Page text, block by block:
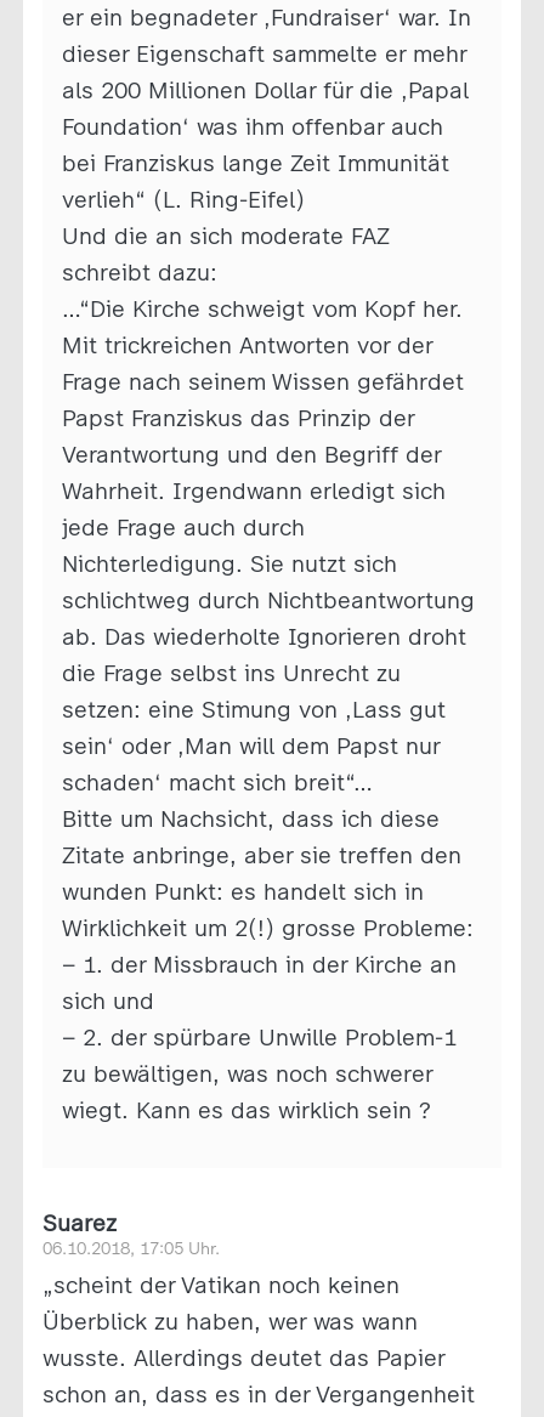
er ein begnadeter ‚Fundraiser‘ war. In
dieser Eigenschaft sammelte er mehr
als 200 Millionen Dollar für die ‚Papal
Foundation‘ was ihm offenbar auch
bei Franziskus lange Zeit Immunität
verlieh“ (L. Ring-Eifel)
Und die an sich moderate FAZ
schreibt dazu:
…“Die Kirche schweigt vom Kopf her.
Mit trickreichen Antworten vor der
Frage nach seinem Wissen gefährdet
Papst Franziskus das Prinzip der
Verantwortung und den Begriff der
Wahrheit. Irgendwann erledigt sich
jede Frage auch durch
Nichterledigung. Sie nutzt sich
schlichtweg durch Nichtbeantwortung
ab. Das wiederholte Ignorieren droht
die Frage selbst ins Unrecht zu
setzen: eine Stimung von ‚Lass gut
sein‘ oder ‚Man will dem Papst nur
schaden‘ macht sich breit“…
Bitte um Nachsicht, dass ich diese
Zitate anbringe, aber sie treffen den
wunden Punkt: es handelt sich in
Wirklichkeit um 2(!) grosse Probleme:
– 1. der Missbrauch in der Kirche an
sich und
– 2. der spürbare Unwille Problem-1
zu bewältigen, was noch schwerer
wiegt. Kann es das wirklich sein ?
Suarez
06.10.2018, 17:05 Uhr.
„scheint der Vatikan noch keinen
Überblick zu haben, wer was wann
wusste. Allerdings deutet das Papier
schon an, dass es in der Vergangenheit